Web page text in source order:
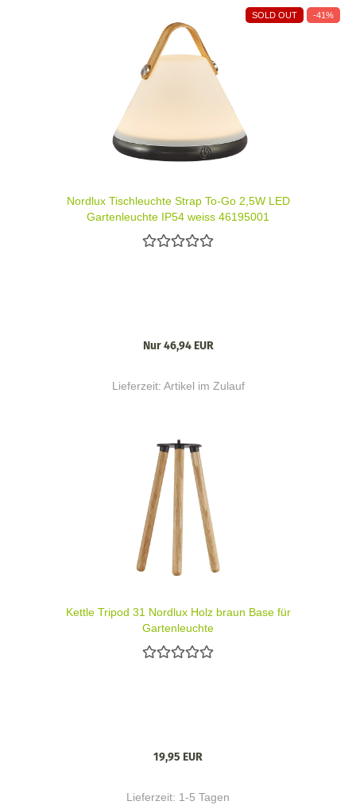
SOLD OUT -41%
Nordlux Tischleuchte Strap To-Go 2,5W LED
Gartenleuchte IP54 weiss 46195001
Nur 46,94 EUR
Lieferzeit: Artikel im Zulauf
Kettle Tripod 31 Nordlux Holz braun Base für
Gartenleuchte
19,95 EUR
Lieferzeit: 1-5 Tagen